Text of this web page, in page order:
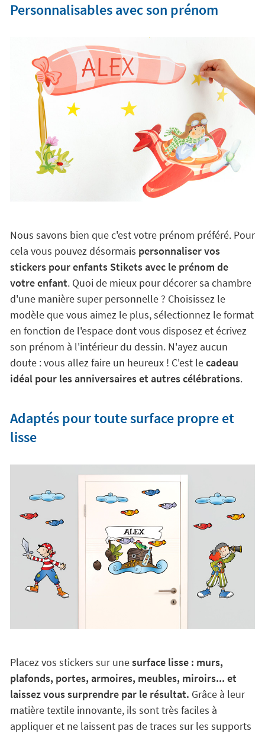
Personnalisables avec son prénom
Nous savons bien que c'est votre prénom préféré. Pour
cela vous pouvez désormais personnaliser vos
stickers pour enfants Stikets avec le prénom de
votre enfant. Quoi de mieux pour décorer sa chambre
d'une manière super personnelle ? Choisissez le
modèle que vous aimez le plus, sélectionnez le format
en fonction de l'espace dont vous disposez et écrivez
son prénom à l'intérieur du dessin. N'ayez aucun
doute : vous allez faire un heureux ! C'est lecadeau
idéal pour les anniversaires et autres célébrations.
Adaptés pour toute surface propre et
lisse
Placez vos stickers sur unesurface lisse : murs,
plafonds, portes, armoires, meubles, miroirs... et
laissez vous surprendre par le résultat. Grâce à leur
matière textile innovante, ils sont très faciles à
appliquer et ne laissent pas de traces sur les supports